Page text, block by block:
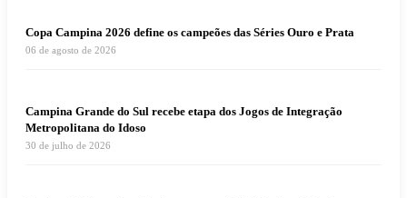
Copa Campina 2026 define os campeões das Séries Ouro e Prata
06 de agosto de 2026
Campina Grande do Sul recebe etapa dos Jogos de Integração
Metropolitana do Idoso
30 de julho de 2026